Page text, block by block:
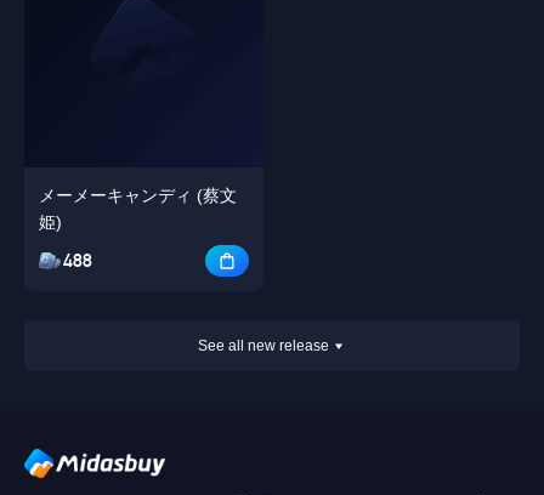
メーメーキャンディ (蔡文
姫)
488
See all new release